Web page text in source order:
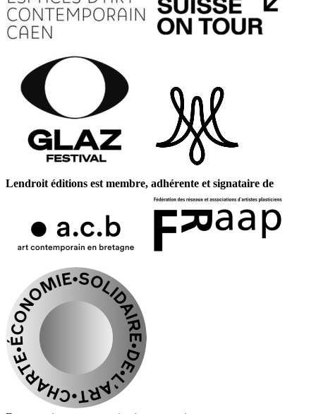
Lendroit éditions est membre, adhérente et signataire de